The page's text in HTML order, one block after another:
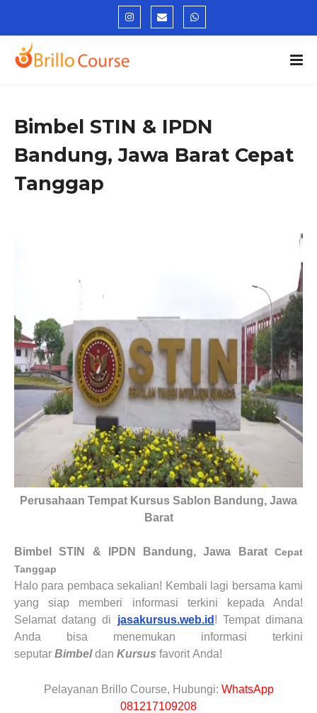
Bimbel STIN & IPDN
Bandung, Jawa Barat Cepat
Tanggap
Perusahaan Tempat Kursus Sablon Bandung, Jawa
Barat
Bimbel STIN & IPDN Bandung, Jawa BaratCepat
Tanggap
Halo para pembaca sekalian! Kembali lagi bersama kami
yang siap memberi informasi terkini kepada Anda!
Selamat datang di jasakursus.web.id ! Tempat dimana
Anda bisa menemukan informasi terkini
seputar Bimbeldan Kursus favorit Anda!
Pelayanan Brillo Course, Hubungi: WhatsApp
081217109208